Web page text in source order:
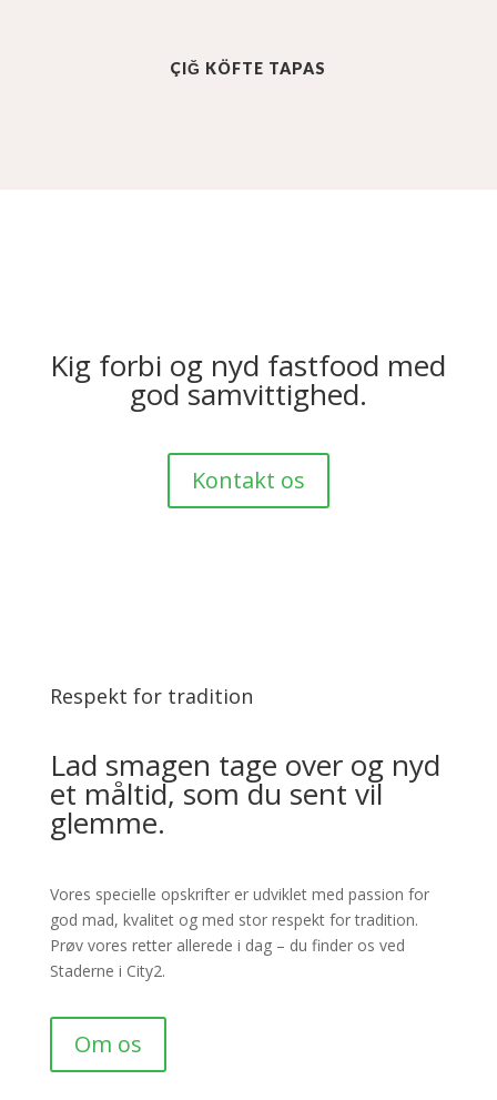
ÇIĞ KÖFTE TAPAS
Kig forbi og nyd fastfood med
god samvittighed.
Kontakt os
Respekt for tradition
Lad smagen tage over og nyd
et måltid, som du sent vil
glemme.
Vores specielle opskrifter er udviklet med passion for
god mad, kvalitet og med stor respekt for tradition.
Prøv vores retter allerede i dag – du finder os ved
Staderne i City2.
Om os